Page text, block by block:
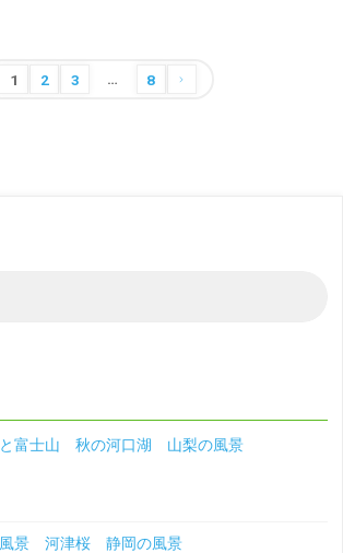
投
1 2 3 … 8
富士山 秋の河口湖 山梨の風景
景 河津桜 静岡の風景